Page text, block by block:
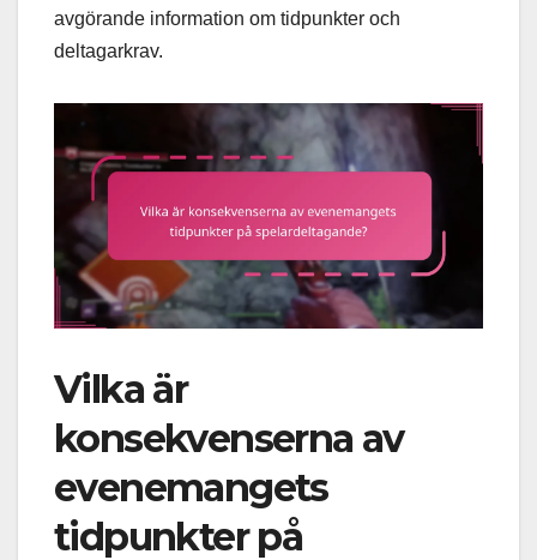
avgörande information om tidpunkter och
deltagarkrav.
Vilka är
konsekvenserna av
evenemangets
tidpunkter på